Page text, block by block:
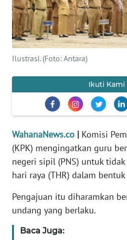
Ilustrasi. (Foto: Antara)
Ikuti Kami
WahanaNews.co | Komisi
(KPK) mengingatkan guru
negeri sipil (PNS) untuk
hari raya (THR) dalam
Pengajuan itu diharamkan
undang yang berlaku.
Baca Juga:
KESEHATAN
INTERNASIONAL
SERBA-SERBI
PENDIDIKAN
OLAHRAGA
OPINI
EDITORIAL
Informasi
BERITA